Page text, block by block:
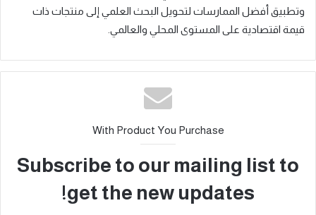
وتطبيق أفضل الممارسات لتحويل البحث العلمي إلى منتجات ذات
قيمة اقتصادية على المستوى المحلي والعالمي.
With Product You Purchase
Subscribe to our mailing list to
get the new updates!